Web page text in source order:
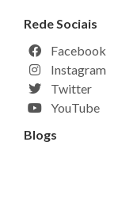
Rede Sociais
Facebook
Instagram
Twitter
YouTube
Blogs